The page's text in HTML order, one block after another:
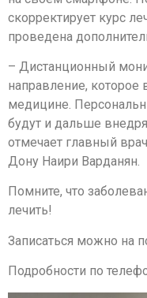
скорректирует курс
проведена
– Дистанционный
направление, которое
медицине.
будут и дальше
отмечает главный
Дону Наири Варданян.
Помните, что
лечить!
Записаться можно на
Подробности по